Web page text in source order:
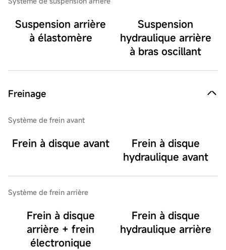
Suspension arrière
à élastomère
Suspension
hydraulique arrière
à bras oscillant
Freinage
Système de frein avant
Frein à disque avant
Frein à disque
hydraulique avant
Système de frein arrière
Frein à disque
arrière + frein
électronique
Frein à disque
hydraulique arrière